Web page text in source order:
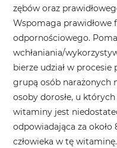
zębów oraz
Wspomaga prawidłowe
odpornościowego.
wchłaniania/
bierze udział w procesie
grupą osób narażonych
osoby dorosłe, u
witaminy jest
odpowiadająca za
człowieka w tę